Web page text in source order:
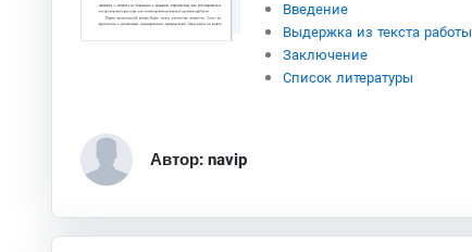
Введение
Выдержка из текста работы
Заключение
Список литературы
Автор: navip